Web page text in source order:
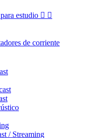
estudio  
de corriente
/ Streaming